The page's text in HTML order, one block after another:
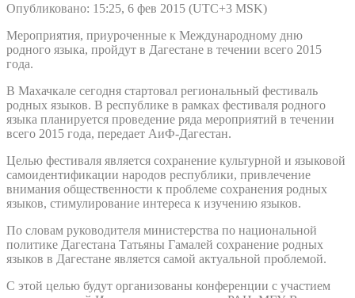
Опубликовано: 15:25, 6 фев 2015 (UTC+3 MSK)
Мероприятия, приуроченные к Международному дню
родного языка, пройдут в Дагестане в течении всего 2015
года.
В Махачкале сегодня стартовал региональный фестиваль
родных языков. В республике в рамках фестиваля родного
языка планируется проведение ряда мероприятий в течении
всего 2015 года, передает АиФ-Дагестан.
Целью фестиваля является сохранение культурной и языковой
самоидентификации народов республики, привлечение
внимания общественности к проблеме сохранения родных
языков, стимулирование интереса к изучению языков.
По словам руководителя министерства по национальной
политике Дагестана Татьяны Гамалей сохранение родных
языков в Дагестане является самой актуальной проблемой.
С этой целью будут организованы конференции с участием